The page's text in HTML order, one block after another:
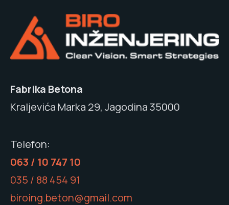
Fabrika Betona
Kraljevića Marka 29, Jagodina 35000
Telefon:
063 / 10 747 10
035 / 88 454 91
biroing.beton@gmail.com